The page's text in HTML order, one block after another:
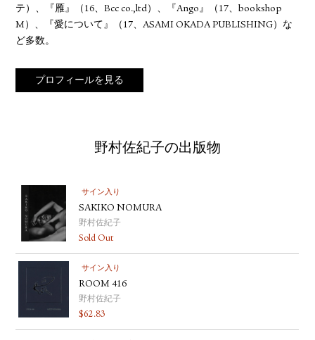
テ）、『雁』（16、Bcc co.,ltd）、『Ango』（17、bookshop
M）、『愛について』（17、ASAMI OKADA PUBLISHING）な
ど多数。
プロフィールを見る
野村佐紀子の出版物
サイン入り
SAKIKO NOMURA
野村佐紀子
Sold Out
サイン入り
ROOM 416
野村佐紀子
$62.83